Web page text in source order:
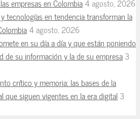
empresas en Colombia4 agosto, 2026
tecnologías en tendencia transforman la
4 agosto, 2026
en su día a día y que están poniendo
de su información y la de su empresa3
crítico y memoria: las bases de la
que siguen vigentes en la era digital 3